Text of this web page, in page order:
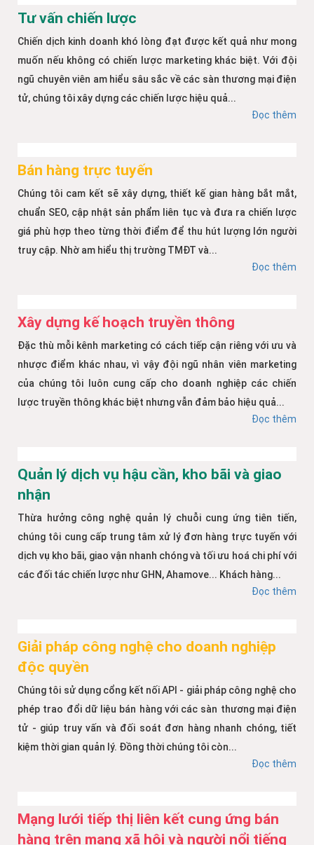
Tư vấn chiến lược
Chiến dịch kinh doanh khó lòng đạt được kết quả như mong
muốn nếu không có chiến lược marketing khác biệt. Với đội
ngũ chuyên viên am hiểu sâu sắc về các sàn thương mại điện
tử, chúng tôi xây dựng các chiến lược hiệu quả...
Đọc thêm
Bán hàng trực tuyến
Chúng tôi cam kết sẽ xây dựng, thiết kế gian hàng bắt mắt,
chuẩn SEO, cập nhật sản phẩm liên tục và đưa ra chiến lược
giá phù hợp theo từng thời điểm để thu hút lượng lớn người
truy cập. Nhờ am hiểu thị trường TMĐT và...
Đọc thêm
Xây dựng kế hoạch truyền thông
Đặc thù mỗi kênh marketing có cách tiếp cận riêng với ưu và
nhược điểm khác nhau, vì vậy đội ngũ nhân viên marketing
của chúng tôi luôn cung cấp cho doanh nghiệp các chiến
lược truyền thông khác biệt nhưng vẫn đảm bảo hiệu quả...
Đọc thêm
Quản lý dịch vụ hậu cần, kho bãi và giao
nhận
Thừa hưởng công nghệ quản lý chuỗi cung ứng tiên tiến,
chúng tôi cung cấp trung tâm xử lý đơn hàng trực tuyến với
dịch vụ kho bãi, giao vận nhanh chóng và tối ưu hoá chi phí với
các đối tác chiến lược như GHN, Ahamove... Khách hàng...
Đọc thêm
Giải pháp công nghệ cho doanh nghiệp
độc quyền
Chúng tôi sử dụng cổng kết nối API - giải pháp công nghệ cho
phép trao đổi dữ liệu bán hàng với các sàn thương mại điện
tử - giúp truy vấn và đối soát đơn hàng nhanh chóng, tiết
kiệm thời gian quản lý. Đồng thời chúng tôi còn...
Đọc thêm
Mạng lưới tiếp thị liên kết cung ứng bán
hàng trên mạng xã hội và người nổi tiếng